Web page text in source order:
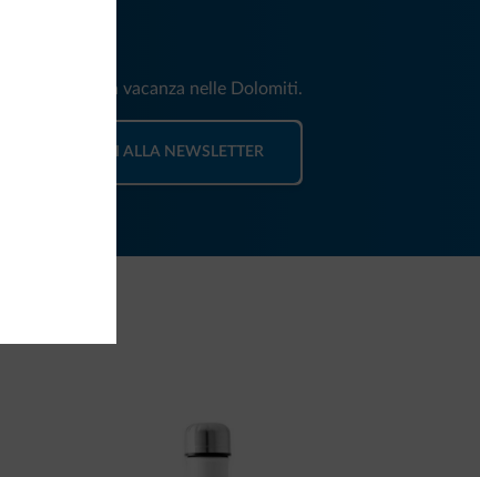
per la tua vacanza nelle Dolomiti.
ISCRIVITI ALLA NEWSLETTER